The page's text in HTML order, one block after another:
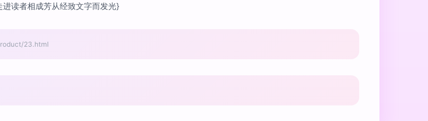
读者相成芳从经致文字而发光}
23.html